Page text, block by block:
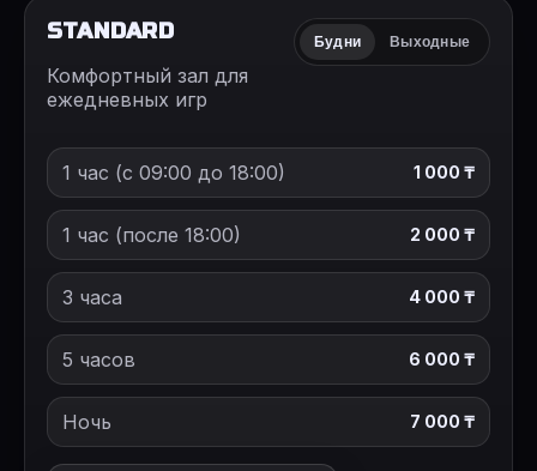
STANDARD
Комфортный зал для
ежедневных игр
Будни Выходные
1 час (с 09:00 до 18:00) 1 000 ₸
1 час (после 18:00) 2 000 ₸
3 часа 4 000 ₸
5 часов 6 000 ₸
Ночь 7 000 ₸